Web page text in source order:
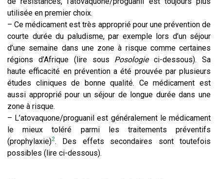
utilisée en premier choix.
– Ce médicament est très approprié pour une prévention de
courte durée du paludisme, par exemple lors d’un séjour
d’une semaine dans une zone à risque comme certaines
régions d’Afrique (lire sous Posologieci-dessous). Sa
haute efficacité en prévention a été prouvée par plusieurs
études cliniques de bonne qualité. Ce médicament est
aussi approprié pour un séjour de longue durée dans une
zone à risque.
– L’atovaquone/proguanil est généralement le médicament
le mieux toléré parmi les traitements préventifs
(prophylaxie)2. Des effets secondaires sont toutefois
possibles (lire ci-dessous).